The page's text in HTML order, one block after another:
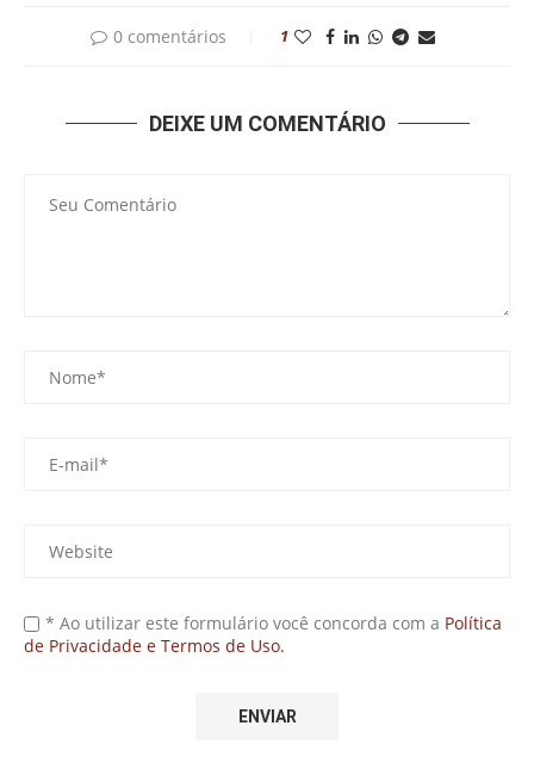
0 comentários 1
DEIXE UM COMENTÁRIO
* Ao utilizar este formulário você concorda com a Política
de Privacidade e Termos de Uso.